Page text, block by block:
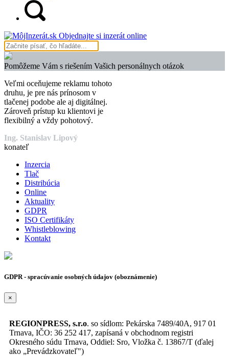
Objednajte si inzerát online
Pomôžeme Vám s riešením Vašich personálnych otázok
Veľmi oceňujeme reklamu tohoto
druhu, je pre nás prínosom v
tlačenej podobe ale aj digitálnej.
Zároveň prístup ku klientovi je
flexibilný a vždy pohotový.
Ing. Stanislav Lipový
konateľ
Inzercia
Tlač
Distribúcia
Online
Aktuality
GDPR
ISO Certifikáty
Whistleblowing
Kontakt
GDPR - spracúvanie osobných údajov (oboznámenie)
×
REGIONPRESS, s.r.o. so sídlom: Pekárska 7489/40A, 917 01
Trnava, IČO: 36 252 417, zapísaná v obchodnom registri
Okresného súdu Trnava, Oddiel: Sro, Vložka č. 13867/T (ďalej
ako „Prevádzkovateľ")